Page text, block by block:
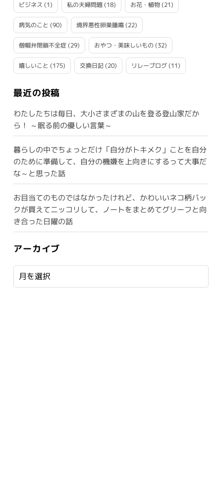
ビジネス (1) 私の夫婦問題(18) お花・植物(21)
病気のこと (90) 境界悪性卵巣腫瘍(22)
僧帽弁閉鎖不全症(29) おやつ・美味しいもの (32)
嬉しいこと (175) 交換日記(20) リレーブログ(11)
最近の投稿
わたしたちは毎日、大小さまざまの山を登る登山家だか
ら！ ～眠る前の優しい言葉～
暮らしの中でちょっとだけ「自分がトキメク」ことを自分
のために準備して、自分の機嫌を上向きにするって大事だ
な～と思った話
お目当てのものではなかったけれど、かわいいネコ柄バッ
クが買えてニッコリして、ノートをまとめてグリーフと向
き合った日曜の話
アーカイブ